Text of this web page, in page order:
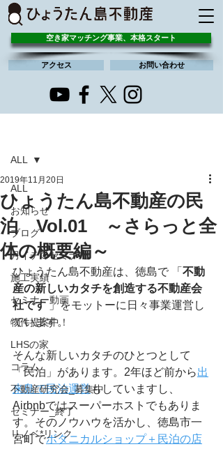
アクセス お問い合わせ
空き家マッチング事業、本格スタート
ALL
お知らせ
ブログ
月イチ＠セミナー
施工実績
セミナー動画
物件提案中！
LHSの家
コラム
不動産研究会_募集中
セミナー_終了
リノベ*リンク
ALL
ひょうたん島不動産の民
泊 Vol.01 ～さらっと全
体の概要編～
2019年11月20日
ひょうたん島不動産は、徳島で 「 不動
産の新しいカタチを創造する不動産会
社です 」をモットーに日々事業運営し
ています。
そんな新しいカタチのひとつとして
「民泊」があります。2年ほど前から出
来島で民泊運営もしていますし、
Airbnbではスーパーホストでもありま
す。そのノウハウを活かし、徳島市一
宮町でボタニカルショップ＋民泊の店